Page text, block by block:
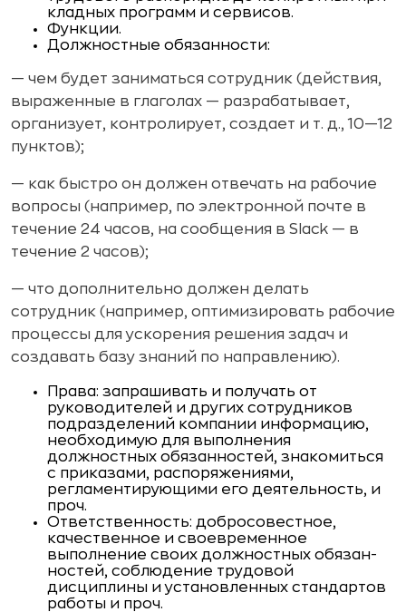
кладных программ и сервисов.
Функции.
Должностные обязанности:
— чем будет заниматься сотрудник (действия,
выра­женные в глаголах — разрабатывает,
организует, контролирует, создает и т. д., 10—12
пунктов);
— как быстро он должен отвечать на рабочие
вопро­сы (например, по электронной почте в
течение 24 часов, на сообщения в Slack — в
течение 2 часов);
— что дополнительно должен делать
сотрудник (на­пример, оптимизировать рабочие
процессы для ускорения решения задач и
создавать базу знаний по направлению).
Права: запрашивать и получать от
руководителей и дру­гих сотрудников
подразделений компании информа­цию,
необходимую для выполнения
должностных обя­занностей, знакомиться
с приказами, распоряжения­ми,
регламентирующими его деятельность, и
проч.
Ответственность: добросовестное,
качественное и сво­евременное
выполнение своих должностных обязан­
ностей, соблюдение трудовой
дисциплины и установ­ленных стандартов
работы и проч.